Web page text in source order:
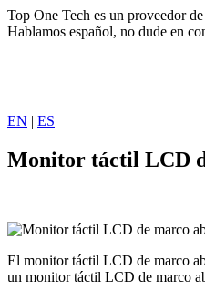
Skip
to
Top One Tech es un proveedor
Hablamos español, no dude en
EN | ES
Monitor táctil LCD
El monitor táctil LCD de marco
un monitor táctil LCD de marco